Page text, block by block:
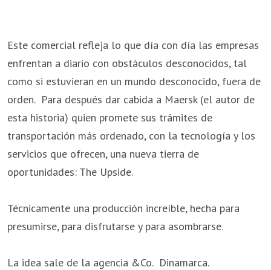
Este comercial refleja lo que día con día las empresas
enfrentan a diario con obstáculos desconocidos, tal
como si estuvieran en un mundo desconocido, fuera de
orden. Para después dar cabida a Maersk (el autor de
esta historia) quien promete sus trámites de
transportación más ordenado, con la tecnología y los
servicios que ofrecen, una nueva tierra de
oportunidades: The Upside.
Técnicamente una producción increíble, hecha para
presumirse, para disfrutarse y para asombrarse.
La idea sale de la agencia &Co. Dinamarca.